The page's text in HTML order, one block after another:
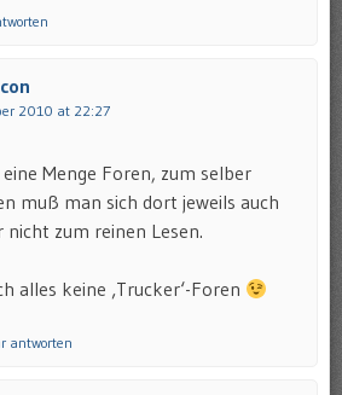
2010 at 22:27
Menge Foren, zum selber
muß man sich dort jeweils auch
zum reinen Lesen.
alles keine ‚Trucker‘-Foren
antworten